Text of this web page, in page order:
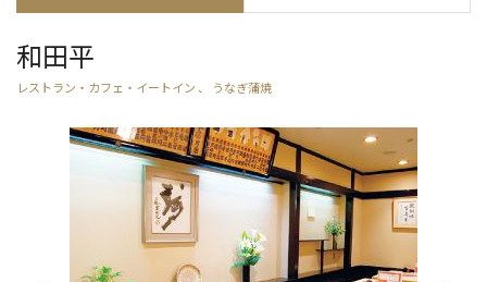
和田平
レストラン・カフェ・イートイン 、 うなぎ蒲焼